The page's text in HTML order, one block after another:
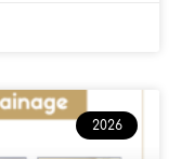
2026